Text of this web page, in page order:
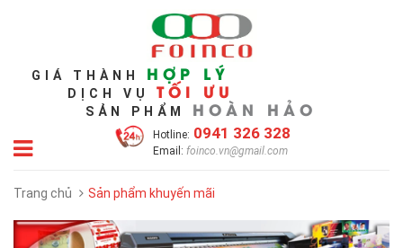
GIÁ THÀNH HỢP LÝ
DỊCH VỤ TỐI ƯU
SẢN PHẨM HOÀN HẢO
Hotline: 0941 326 328
Email: foinco.vn@gmail.com
Trang chủ Sản phẩm khuyến mãi